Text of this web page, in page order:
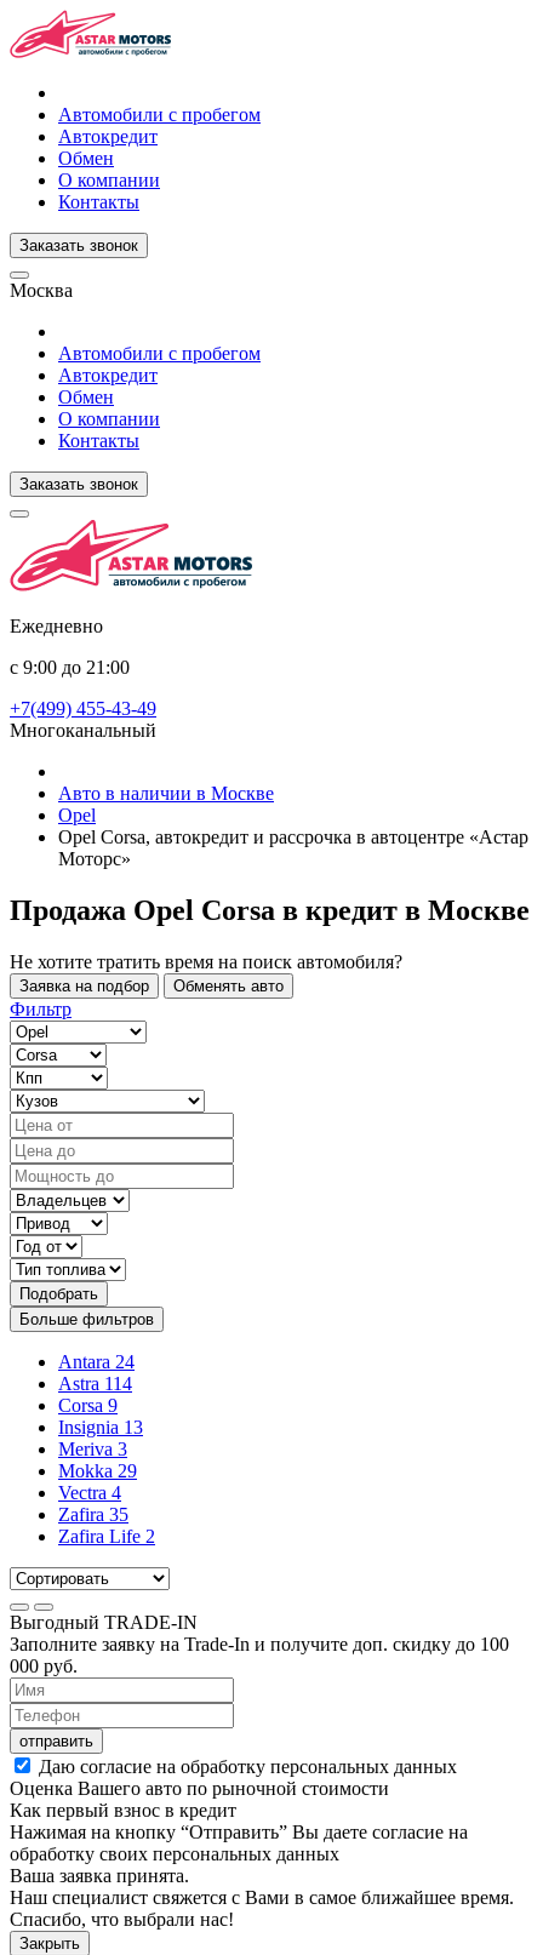
Автомобили с пробегом
Автокредит
Обмен
О компании
Контакты
Заказать звонок
Москва
Автомобили с пробегом
Автокредит
Обмен
О компании
Контакты
Заказать звонок
Ежедневно
с 9:00 до 21:00
+7(499) 455-43-49
Многоканальный
Авто в наличии в Москве
Opel
Opel Corsa, автокредит и рассрочка в автоцентре «Астар
Моторс»
Продажа Opel Corsa в кредит в Москве
Не хотите тратить время на поиск автомобиля?
Заявка на подбор Обменять авто
Фильтр
Подобрать
Больше фильтров
Antara 24
Astra 114
Corsa 9
Insignia 13
Meriva 3
Mokka 29
Vectra 4
Zafira 35
Zafira Life 2
Выгодный TRADE-IN
Заполните заявку на Trade-In и получите доп. скидку до 100
000 руб.
отправить
Даю согласие на обработку персональных данных
Оценка Вашего авто по рыночной стоимости
Как первый взнос в кредит
Нажимая на кнопку “Отправить” Вы даете согласие на
обработку своих персональных данных
Ваша заявка принята.
Наш специалист свяжется с Вами в самое ближайшее время.
Спасибо, что выбрали нас!
Закрыть